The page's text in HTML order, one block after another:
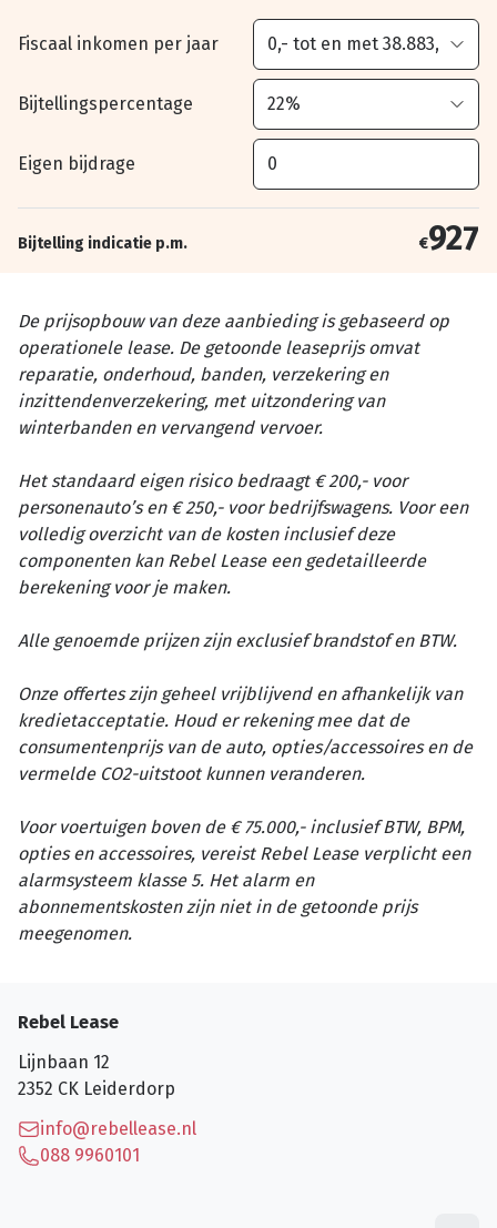
Fiscaal inkomen per jaar
Bijtellingspercentage
Eigen bijdrage
Bijtelling indicatie p.m. €927
De prijsopbouw van deze aanbieding is gebaseerd op
operationele lease. De getoonde leaseprijs omvat
reparatie, onderhoud, banden, verzekering en
inzittendenverzekering, met uitzondering van
winterbanden en vervangend vervoer.
Het standaard eigen risico bedraagt € 200,- voor
personenauto’s en € 250,- voor bedrijfswagens. Voor een
volledig overzicht van de kosten inclusief deze
componenten kan Rebel Lease een gedetailleerde
berekening voor je maken.
Alle genoemde prijzen zijn exclusief brandstof en BTW.
Onze offertes zijn geheel vrijblijvend en afhankelijk van
kredietacceptatie. Houd er rekening mee dat de
consumentenprijs van de auto, opties/accessoires en de
vermelde CO2-uitstoot kunnen veranderen.
Voor voertuigen boven de € 75.000,- inclusief BTW, BPM,
opties en accessoires, vereist Rebel Lease verplicht een
alarmsysteem klasse 5. Het alarm en
abonnementskosten zijn niet in de getoonde prijs
meegenomen.
Rebel Lease
Lijnbaan 12
2352 CK Leiderdorp
info@rebellease.nl
088 9960101